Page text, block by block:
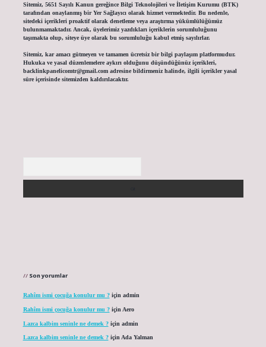
Sitemiz, 5651 Sayılı Kanun gereğince Bilgi Teknolojileri ve İletişim Kurumu (BTK)
tarafından onaylanmış bir Yer Sağlayıcı olarak hizmet vermektedir. Bu nedenle,
sitedeki içerikleri proaktif olarak denetleme veya araştırma yükümlülüğümüz
bulunmamaktadır. Ancak, üyelerimiz yazdıkları içeriklerin sorumluluğunu
taşımakta olup, siteye üye olarak bu sorumluluğu kabul etmiş sayılırlar.
Sitemiz, kar amacı gütmeyen ve tamamen ücretsiz bir bilgi paylaşım platformudur.
Hukuka ve yasal düzenlemelere aykırı olduğunu düşündüğünüz içerikleri,
backlinkpanelicomtr@gmail.comadresine bildirmeniz halinde, ilgili içerikler yasal
süre içerisinde sitemizden kaldırılacaktır.
Son yorumlar
Rahîm ismi çocuğa konulur mu ?için admin
Rahîm ismi çocuğa konulur mu ?için Aero
Lazca kalbim seninle ne demek ?için admin
Lazca kalbim seninle ne demek ?için Ada Yalman